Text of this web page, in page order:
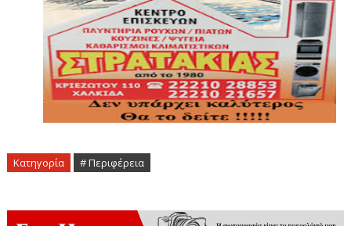
Κατηγορία # Περιφέρεια